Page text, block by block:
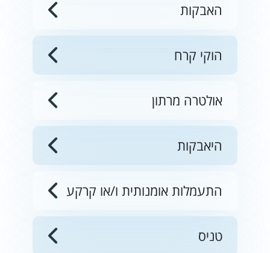
האבקות
הוקי קרח
אולטרה מרתון
היאבקות
התעמלות אומנותית ו/או קרקע
טניס